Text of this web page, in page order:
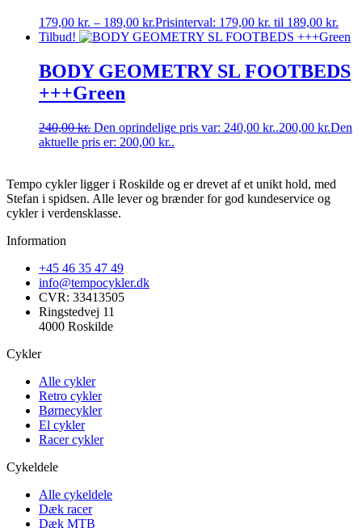
179,00 kr. – 189,00 kr.Prisinterval: 179,00 kr. til 189,00 kr.
Tilbud!
BODY GEOMETRY SL FOOTBEDS
+++Green
240,00kr. Den oprindelige pris var: 240,00 kr..200,00 kr.Den
aktuelle pris er: 200,00 kr..
Tempo cykler ligger i Roskilde og er drevet af et unikt hold, med
Stefan i spidsen. Alle lever og brænder for god kundeservice og
cykler i verdensklasse.
Information
+45 46 35 47 49
info@tempocykler.dk
CVR: 33413505
Ringstedvej 11
4000 Roskilde
Cykler
Alle cykler
Retro cykler
Børnecykler
El cykler
Racer cykler
Cykeldele
Alle cykeldele
Dæk racer
Dæk MTB